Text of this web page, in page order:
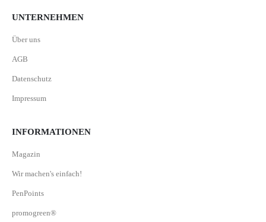
UNTERNEHMEN
Über uns
AGB
Datenschutz
Impressum
INFORMATIONEN
Magazin
Wir machen's einfach!
PenPoints
promogreen®